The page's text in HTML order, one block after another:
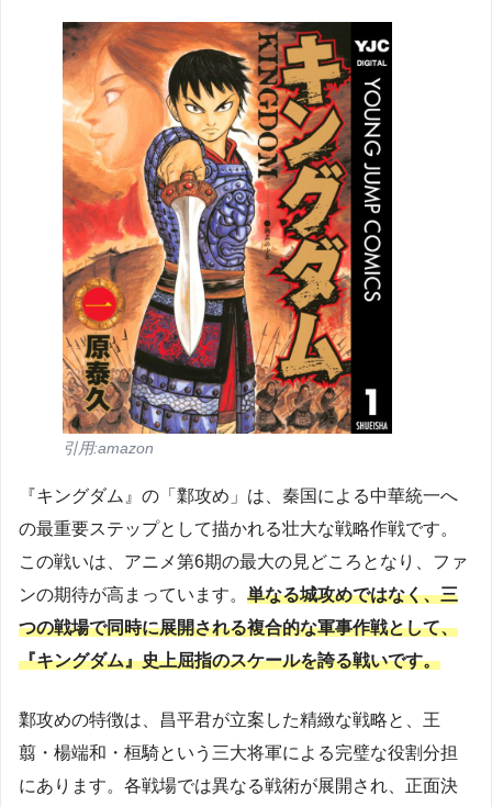
引用:amazon
『キングダム』の「鄴攻め」は、秦国による中華統一へ
の最重要ステップとして描かれる壮大な戦略作戦です。
この戦いは、アニメ第6期の最大の見どころとなり、ファ
ンの期待が高まっています。 単なる城攻めではなく、三
つの戦場で同時に展開される複合的な軍事作戦として、
『キングダム』史上屈指のスケールを誇る戦いです。
鄴攻めの特徴は、昌平君が立案した精緻な戦略と、王
翦・楊端和・桓騎という三大将軍による完璧な役割分担
にあります。各戦場では異なる戦術が展開され、正面決